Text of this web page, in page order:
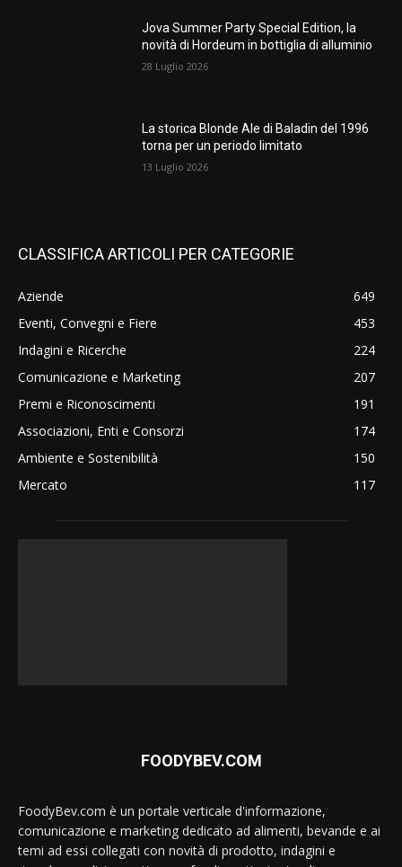
Jova Summer Party Special Edition, la
novità di Hordeum in bottiglia di alluminio
28 Luglio 2026
La storica Blonde Ale di Baladin del 1996
torna per un periodo limitato
13 Luglio 2026
CLASSIFICA ARTICOLI PER CATEGORIE
Aziende
649
Eventi, Convegni e Fiere
453
Indagini e Ricerche
224
Comunicazione e Marketing
207
Premi e Riconoscimenti
191
Associazioni, Enti e Consorzi
174
Ambiente e Sostenibilità
150
Mercato
117
FOODYBEV.COM
FoodyBev.com è un portale verticale d'informazione,
comunicazione e marketing dedicato ad alimenti, bevande e ai
temi ad essi collegati con novità di prodotto, indagini e